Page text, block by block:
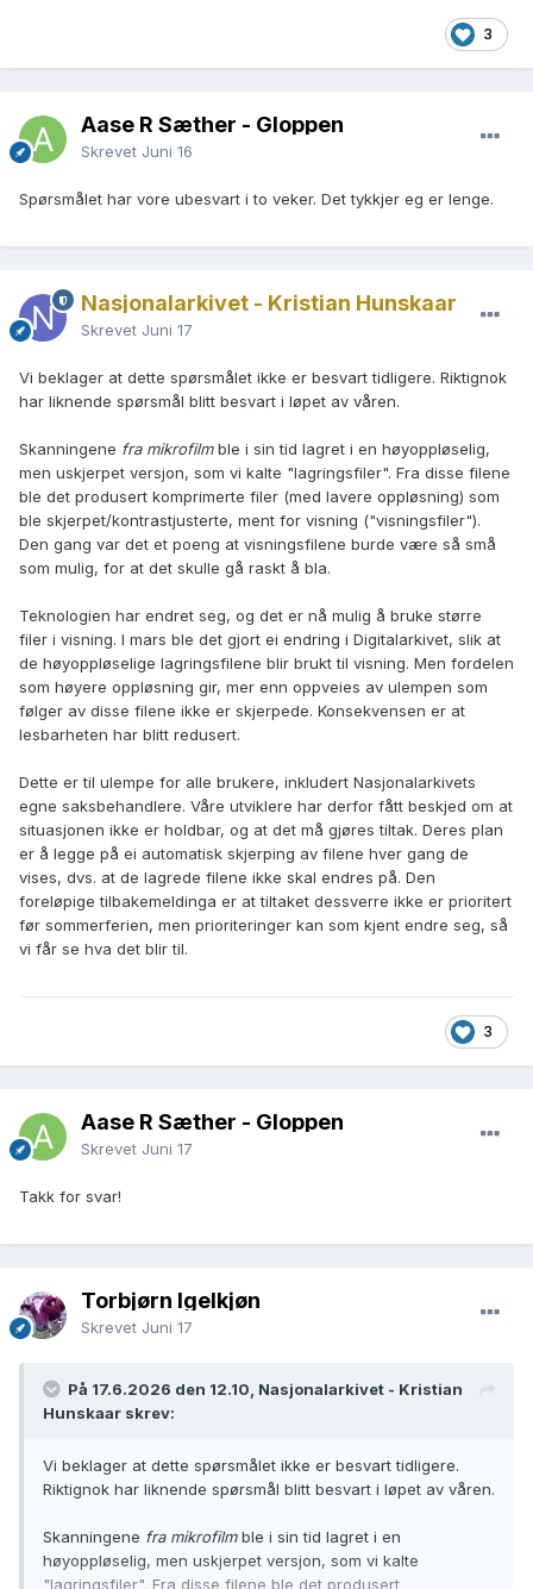
3
Aase R Sæther - Gloppen
Skrevet Juni 16
Spørsmålet har vore ubesvart i to veker. Det tykkjer eg er lenge.
Nasjonalarkivet - Kristian Hunskaar
Skrevet Juni 17
Vi beklager at dette spørsmålet ikke er besvart tidligere. Riktignok
har liknende spørsmål blitt besvart i løpet av våren.
Skanningene fra mikrofilmble i sin tid lagret i en høyoppløselig,
men uskjerpet versjon, som vi kalte "lagringsfiler". Fra disse filene
ble det produsert komprimerte filer (med lavere oppløsning) som
ble skjerpet/kontrastjusterte, ment for visning ("visningsfiler").
Den gang var det et poeng at visningsfilene burde være så små
som mulig, for at det skulle gå raskt å bla.
Teknologien har endret seg, og det er nå mulig å bruke større
filer i visning. I mars ble det gjort ei endring i Digitalarkivet, slik at
de høyoppløselige lagringsfilene blir brukt til visning. Men fordelen
som høyere oppløsning gir, mer enn oppveies av ulempen som
følger av disse filene ikke er skjerpede. Konsekvensen er at
lesbarheten har blitt redusert.
Dette er til ulempe for alle brukere, inkludert Nasjonalarkivets
egne saksbehandlere. Våre utviklere har derfor fått beskjed om at
situasjonen ikke er holdbar, og at det må gjøres tiltak. Deres plan
er å legge på ei automatisk skjerping av filene hver gang de
vises, dvs. at de lagrede filene ikke skal endres på. Den
foreløpige tilbakemeldinga er at tiltaket dessverre ikke er prioritert
før sommerferien, men prioriteringer kan som kjent endre seg, så
vi får se hva det blir til.
3
Aase R Sæther - Gloppen
Skrevet Juni 17
Takk for svar!
Torbjørn Igelkjøn
Skrevet Juni 17
På 17.6.2026 den 12.10, Nasjonalarkivet - Kristian
Hunskaar skrev:
Vi beklager at dette spørsmålet ikke er besvart tidligere.
Riktignok har liknende spørsmål blitt besvart i løpet av våren.
Skanningene fra mikrofilmble i sin tid lagret i en
høyoppløselig, men uskjerpet versjon, som vi kalte
"lagringsfiler". Fra disse filene ble det produsert